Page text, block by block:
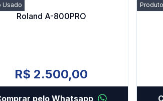
Usado
Roland A-800PRO
R$ 2.500,00
pelo Whatsapp